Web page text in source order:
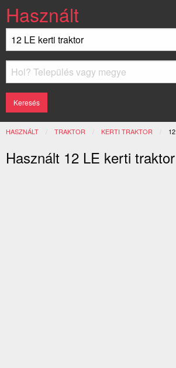
Használt
HASZNÁLT TRAKTOR KERTI TRAKTOR
Használt 12 LE kerti